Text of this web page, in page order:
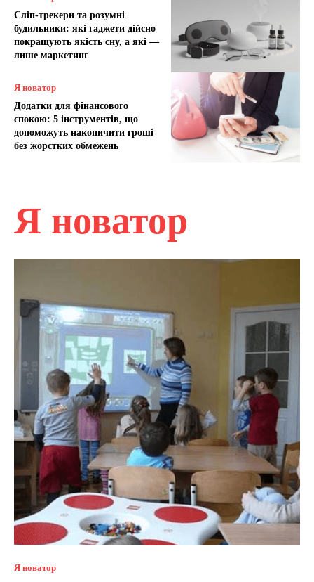
Сліп-трекери та розумні
будильники: які гаджети дійсно
покращують якість сну, а які —
лише маркетинг
Я новатор
Додатки для фінансового
спокою: 5 інструментів, що
допоможуть накопичити гроші
без жорстких обмежень
Я новатор
Я новатор